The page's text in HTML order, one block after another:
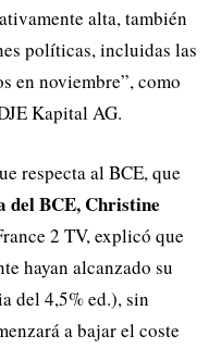
alta, también
políticas, incluidas las
en noviembre”, como
Kapital AG.
respecta al BCE, que
del BCE, Christine
2 TV, explicó que
hayan alcanzado su
del 4,5% ed.), sin
a bajar el coste